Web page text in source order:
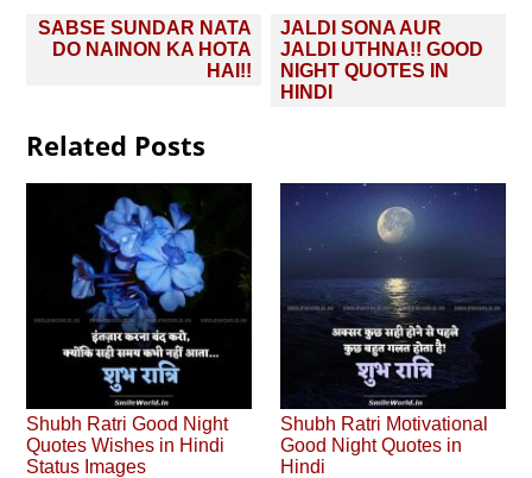
Post
navigation
SABSE SUNDAR NATA
DO NAINON KA HOTA
HAI!!
JALDI SONA AUR
JALDI UTHNA!! GOOD
NIGHT QUOTES IN
HINDI
Related Posts
Shubh Ratri Good Night
Quotes Wishes in Hindi
Status Images
Shubh Ratri Motivational
Good Night Quotes in
Hindi